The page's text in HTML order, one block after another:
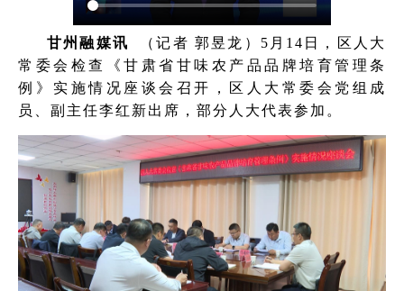
甘州融媒讯
（记者 郭昱龙）5月14日，区人大
常委会检查《甘肃省甘味农产品品牌培育管理条
例》实施情况座谈会召开，区人大常委会党组成
员、副主任李红新出席，部分人大代表参加。